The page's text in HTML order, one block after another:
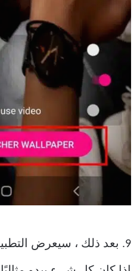
9. بعد ذلك ، سيعرض